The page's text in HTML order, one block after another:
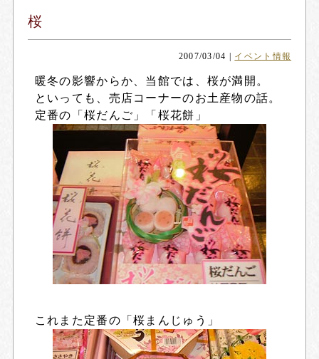
桜
2007/03/04 イベント情報
暖冬の影響からか、当館では、桜が満開。
といっても、売店コーナーのお土産物の話。
定番の「桜だんご」「桜花餅」
これまた定番の「桜まんじゅう」